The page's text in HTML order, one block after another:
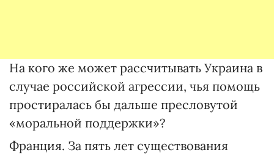
На кого же может рассчитывать Украина в
случае российской агрессии, чья помощь
простиралась бы дальше пресловутой
«моральной поддержки»?
Франция. За пять лет существования